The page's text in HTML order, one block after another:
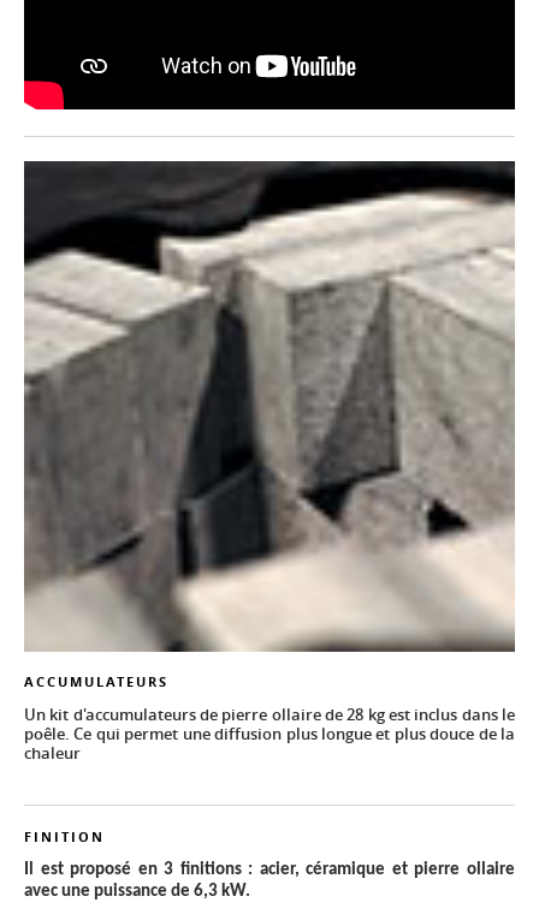
ACCUMULATEURS
Un kit d'accumulateurs de pierre ollaire de 28 kg est inclus dans le
poêle. Ce qui permet une diffusion plus longue et plus douce de la
chaleur
FINITION
Il est proposé en 3 finitions : acier, céramique et pierre ollaire
avec une puissance de 6,3 kW.